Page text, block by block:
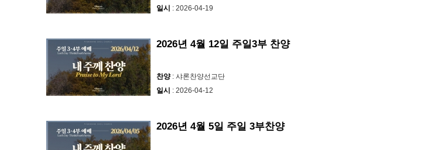
일시 : 2026-04-19
2026년 4월 12일 주일3부 찬양
찬양: 샤론찬양선교단
일시 : 2026-04-12
2026년 4월 5일 주일 3부찬양